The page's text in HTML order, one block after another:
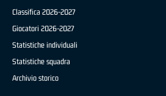
Classifica 2026-2027
Giocatori 2026-2027
Statistiche individuali
Statistiche squadra
Archivio storico